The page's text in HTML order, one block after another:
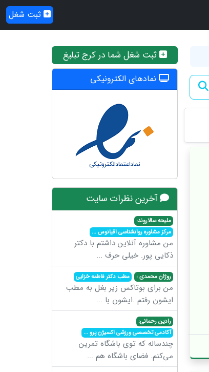
ثبت شغل
ثبت شغل شما در کرج تبلیغ
نمادهای الکترونیکی
آخرین نظرات سایت
ملیحه سالاروند:
مرکز مشاوره روانشناسی اقیانوس...
من مشاوره آنلاین داشتم با دکتر
ذکایی پور. خیلی حرف ...
روژان محمدی : مطب دکتر فاطمه خزایی
من برای بوتاکس زیر بغل به مطب
ایشون رفتم .ایشون با ...
رادین رحمانی:
آکادمی تخصصی ورزشی اکسیژن پرو...
چندساله که توی باشگاه تمرین
می‌کنم. فضای باشگاه هم ...